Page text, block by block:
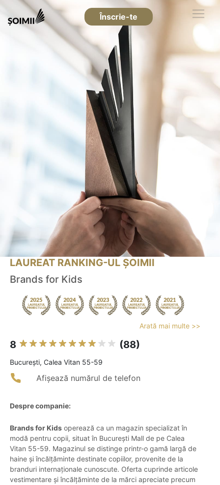
Înscrie-te
LAUREAT RANKING-UL ȘOIMII
Brands for Kids
Arată mai multe >>
8 (88)
Bucureşti, Calea Vitan 55-59
Afișează numărul de telefon
Despre companie:
Brands for Kids operează ca un magazin specializat în
modă pentru copii, situat în București Mall de pe Calea
Vitan 55-59. Magazinul se distinge printr-o gamă largă de
haine și încălțăminte destinate copiilor, provenite de la
branduri internaționale cunoscute. Oferta cuprinde articole
vestimentare și încălțăminte de la mărci apreciate precum